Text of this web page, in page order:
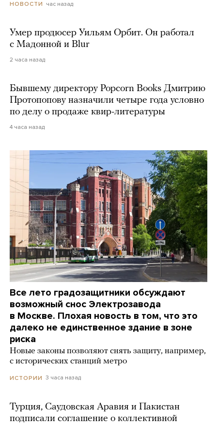
НОВОСТИ час назад
Умер продюсер Уильям Орбит. Он работал
с Мадонной и Blur
2 часа назад
Бывшему директору Popcorn Books Дмитрию
Протопопову назначили четыре года условно
по делу о продаже квир-литературы
4 часа назад
Все лето градозащитники обсуждают
возможный снос Электрозавода
в Москве. Плохая новость в том, что это
далеко не единственное здание в зоне
риска
Новые законы позволяют снять защиту, например,
с исторических станций метро
ИСТОРИИ 3 часа назад
Турция, Саудовская Аравия и Пакистан
подписали соглашение о коллективной